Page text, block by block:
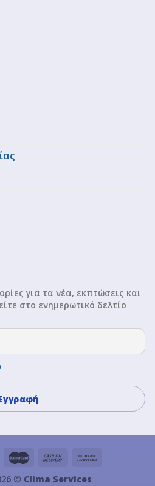
για τα νέα, εκπτώσεις και
στο ενημερωτικό δελτίο
© Clima Services